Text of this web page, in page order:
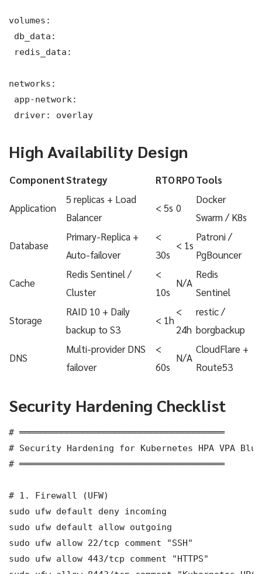
volumes:
db_data:
redis_data:
networks:
app-network:
driver: overlay
High Availability Design
ComponentStrategy RTORPOTools
Application
5 replicas + Load
Balancer
< 5s 0
Docker
Swarm / K8s
Database
Primary-Replica +
Auto-failover
<
30s
< 1s
Patroni /
PgBouncer
Cache
Redis Sentinel /
Cluster
<
10s
N/A
Redis
Sentinel
Storage
RAID 10 + Daily
backup to S3
< 1h
<
24h
restic /
borgbackup
DNS
Multi-provider DNS
failover
<
60s
N/A
CloudFlare +
Route53
Security Hardening Checklist
# ═══════════════════════════════════════
# Security Hardening for Kubernetes HPA VPA
# ═══════════════════════════════════════
# 1. Firewall (UFW)
sudo ufw default deny incoming
sudo ufw default allow outgoing
sudo ufw allow 22/tcp comment "SSH"
sudo ufw allow 443/tcp comment "HTTPS"